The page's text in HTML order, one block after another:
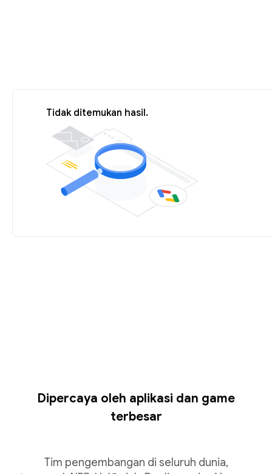
Tidak ditemukan hasil.
Dipercaya oleh aplikasi dan game
terbesar
Tim pengembangan di seluruh dunia,